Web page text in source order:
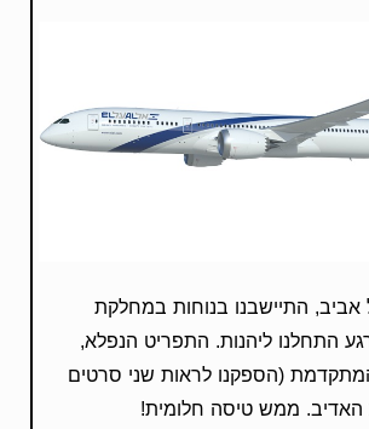
אביב, התיישבנו בנוחות במחלקת
התחלנו ליהנות. התפריט הנפלא,
(הספקנו לראות שני סרטים
האדיב. ממש טיסה חלומית!